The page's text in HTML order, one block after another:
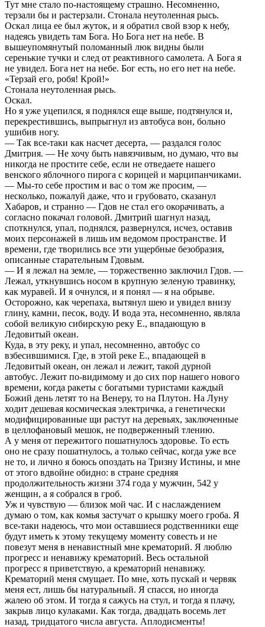
Тут мне стало по-настоящему страшно. Несомненно,
терзали бы и растерзали. Стонала неутоленная рысь.
Оскал лица ее был жуток, и я обратил свой взор к небу,
надеясь увидеть там Бога. Но Бога нет на небе. В
вышеупомянутый поломанный люк видны были
серенькие тучки и след от реактивного самолета. А Бога я
не увидел. Бога нет на небе. Бог есть, но его нет на небе.
«Терзай его, робя! Крой!»
Стонала неутоленная рысь.
Оскал.
Но я уже уцепился, я поднялся еще выше, подтянулся и,
перекрестившись, выпрыгнул из автобуса вон, больно
ушибив ногу.
— Так все-таки как насчет десерта, — раздался голос
Дмитрия. — Не хочу быть навязчивым, но думаю, что вы
никогда не простите себе, если не отведаете нашего
венского яблочного пирога с корицей и марципанчиками.
— Мы-то себе простим и вас о том же просим, —
несколько, пожалуй даже, что и грубовато, сказанул
Хабаров, и странно — Гдов не стал его окорачивать, а
согласно покачал головой. Дмитрий шагнул назад,
споткнулся, упал, поднялся, развернулся, исчез, оставив
моих персонажей в лишь им ведомом пространстве. И
времени, где творились все эти ущербные безобразия,
описанные старательным Гдовым.
— И я лежал на земле, — торжественно заключил Гдов. —
Лежал, уткнувшись носом в крупную зеленую травинку,
как муравей. И я очнулся, и я понял — я на обрыве.
Осторожно, как черепаха, вытянул шею и увидел внизу
глину, камни, песок, воду. И вода эта, несомненно, являла
собой великую сибирскую реку Е., впадающую в
Ледовитый океан.
Куда, в эту реку, и упал, несомненно, автобус со
взбесившимися. Где, в этой реке Е., впадающей в
Ледовитый океан, он лежал и лежит, такой дурной
автобус. Лежит по-видимому и до сих пор нашего нового
времени, когда ракеты с богатыми туристами каждый
Божий день летят то на Венеру, то на Плутон. На Луну
ходит дешевая космическая электричка, а генетически
модифицированные щи растут на деревьях, заключенные
в целлофановый мешок, не подверженный тлению.
А у меня от пережитого пошатнулось здоровье. То есть
оно не сразу пошатнулось, а только сейчас, когда уже все
не то, и лично я боюсь опоздать на Тризну Истины, и мне
от этого вдвойне обидно: в стране средняя
продолжительность жизни 374 года у мужчин, 542 у
женщин, а я собрался в гроб.
Уж и чувствую — близок мой час. И с наслаждением
думаю о том, как комья застучат о крышку моего гроба. Я
все-таки надеюсь, что мои оставшиеся родственники еще
будут иметь к этому текущему моменту совесть и не
повезут меня в ненавистный мне крематорий. Я люблю
прогресс и ненавижу крематорий. Весь остальной
прогресс я приветствую, а крематорий ненавижу.
Крематорий меня смущает. По мне, хоть пускай и червяк
меня ест, лишь бы натуральный. Я спасся, но иногда
жалею об этом. И тогда я сажусь на стул, и тогда я плачу,
закрыв лицо кулаками. Как тогда, двадцать восемь лет
назад, тридцатого числа августа. Аплодисменты!